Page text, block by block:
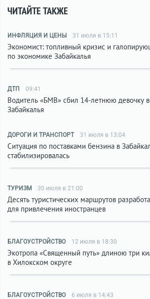
ЧИТАЙТЕ ТАКЖЕ
ИНФЛЯЦИЯ И ЦЕНЫ 31 июля в 15:11
Экономист: топливный кризис и
по экономике Забайкалья
ДТП 09:41
Водитель «БМВ» сбил 14-летнюю девочку
Забайкалья
ДОРОГИ И ТРАНСПОРТ 31 июля в 13:04
Ситуация по поставками бензина в
стабилизировалась
ТУРИЗМ 30 июля в 21:00
Десять туристических маршрутов
для привлечения иностранцев
БЛАГОУСТРОЙСТВО 12 июля в 18:30
Экотропа «Священный путь» длиною три
в Хилокском округе
БЛАГОУСТРОЙСТВО 6 июля в 14:43